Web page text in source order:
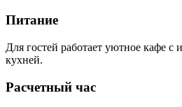
Питание
Для гостей работает уютное кафе с
кухней.
Расчетный час